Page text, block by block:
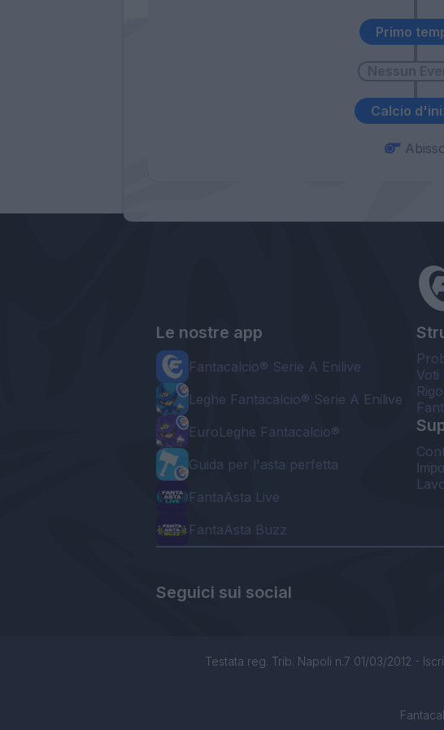
Calcio
Primo
Le nostre app
Fantacalcio® Serie A Enilive
Leghe Fantacalcio® Serie A Enilive
EuroLeghe Fantacalcio®
Guida per l'asta perfetta
FantaAsta Live
FantaAsta Buzz
Voti
Seguici sui social
Testata reg. Trib. Napoli n.7 01/03/2012 -